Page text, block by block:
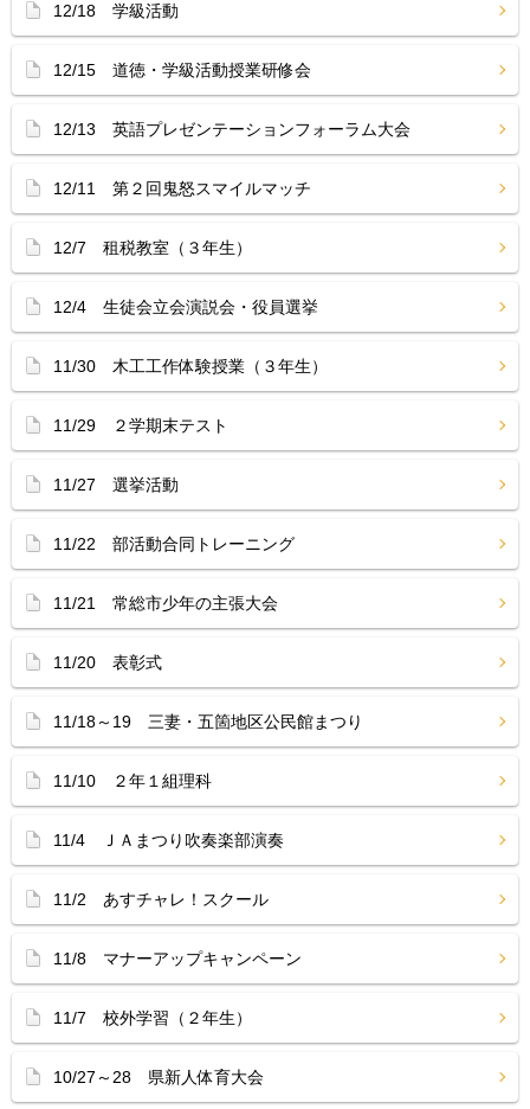
12/18 学級活動
12/15 道徳・学級活動授業研修会
12/13 英語プレゼンテーションフォーラム大会
12/11 第２回鬼怒スマイルマッチ
12/7 租税教室（３年生）
12/4 生徒会立会演説会・役員選挙
11/30 木工工作体験授業（３年生）
11/29 ２学期末テスト
11/27 選挙活動
11/22 部活動合同トレーニング
11/21 常総市少年の主張大会
11/20 表彰式
11/18～19 三妻・五箇地区公民館まつり
11/10 ２年１組理科
11/4 ＪＡまつり吹奏楽部演奏
11/2 あすチャレ！スクール
11/8 マナーアップキャンペーン
11/7 校外学習（２年生）
10/27～28 県新人体育大会